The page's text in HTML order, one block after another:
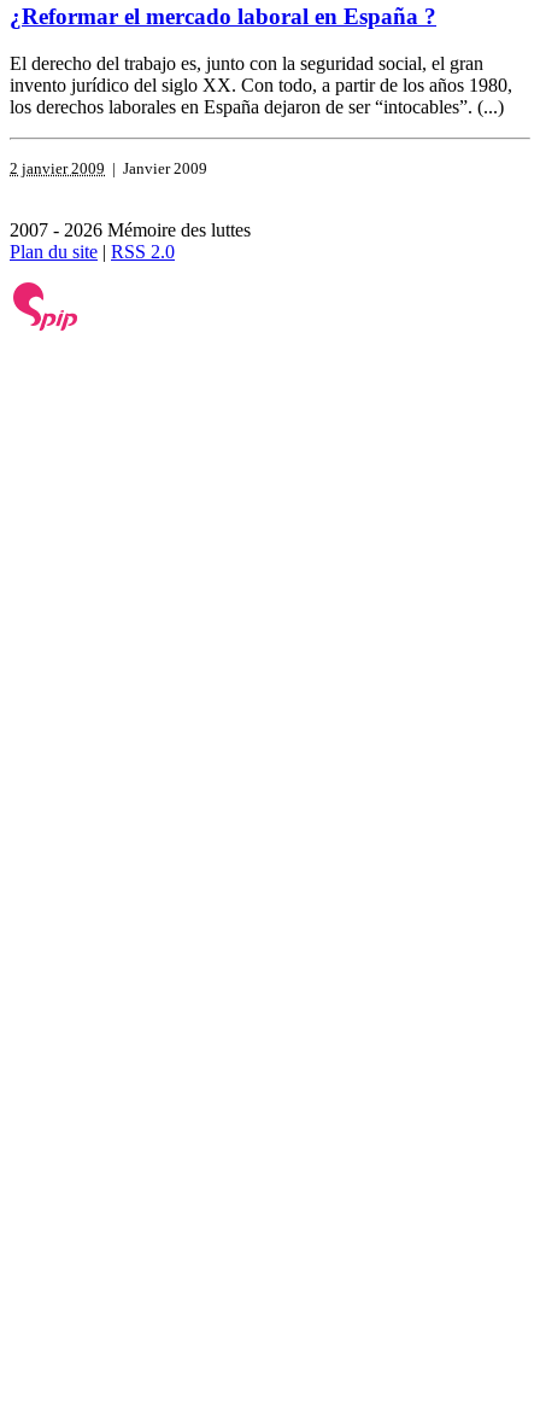
¿Reformar el mercado laboral en España ?
El derecho del trabajo es, junto con la seguridad social, el gran
invento jurídico del siglo XX. Con todo, a partir de los años 1980,
los derechos laborales en España dejaron de ser “intocables”. (...)
2 janvier 2009 | Janvier 2009
2007 - 2026 Mémoire des luttes
Plan du site | RSS 2.0